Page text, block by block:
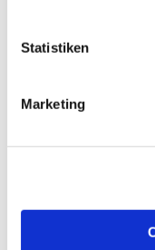
Statistiken
Marketing